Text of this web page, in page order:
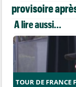
provisoire
A lire aussi...
TOUR DE FRANCE